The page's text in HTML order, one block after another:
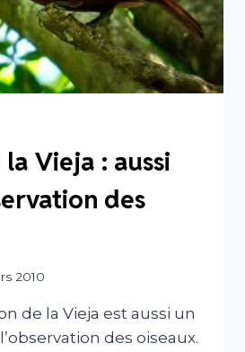
Vieja : aussi
des
2010
de la Vieja est aussi un
des oiseaux.